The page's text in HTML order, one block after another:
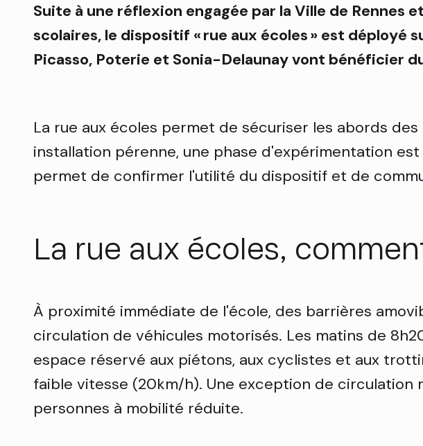
Suite à une réflexion engagée par la Ville de Rennes
scolaires, le dispositif « rue aux écoles » est déployé
Picasso, Poterie et Sonia-Delaunay vont bénéficier
La rue aux écoles permet de sécuriser les abords
installation pérenne, une phase d'expérimentation
permet de confirmer l'utilité du dispositif et de
La rue aux écoles,
À proximité immédiate de l'école, des barrières
circulation de véhicules motorisés. Les matins de
espace réservé aux piétons, aux cyclistes et aux
faible vitesse (20km/h). Une exception de
personnes à mobilité réduite.